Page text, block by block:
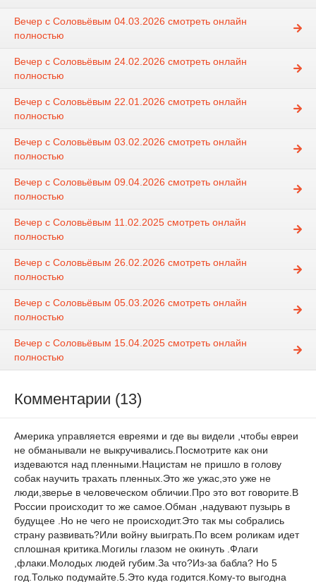
Вечер с Соловьёвым 04.03.2026 смотреть онлайн
полностью
Вечер с Соловьёвым 24.02.2026 смотреть онлайн
полностью
Вечер с Соловьёвым 22.01.2026 смотреть онлайн
полностью
Вечер с Соловьёвым 03.02.2026 смотреть онлайн
полностью
Вечер с Соловьёвым 09.04.2026 смотреть онлайн
полностью
Вечер с Соловьёвым 11.02.2025 смотреть онлайн
полностью
Вечер с Соловьёвым 26.02.2026 смотреть онлайн
полностью
Вечер с Соловьёвым 05.03.2026 смотреть онлайн
полностью
Вечер с Соловьёвым 15.04.2025 смотреть онлайн
полностью
Комментарии (13)
Америка управляется евреями и где вы видели ,чтобы евреи
не обманывали не выкручивались.Посмотрите как они
издеваются над пленными.Нацистам не пришло в голову
собак научить трахать пленных.Это же ужас,это уже не
люди,зверье в человеческом обличии.Про это вот говорите.В
России происходит то же самое.Обман ,надувают пузырь в
будущее .Но не чего не происходит.Это так мы собрались
страну развивать?Или войну выиграть.По всем роликам идет
сплошная критика.Могилы глазом не окинуть .Флаги
,флаки.Молодых людей губим.За что?Из-за бабла? Но 5
год.Только подумайте.5.Это куда годится.Кому-то выгодна